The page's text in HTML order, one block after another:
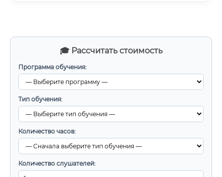
🎓 Рассчитать стоимость
Программа обучения:
Тип обучения:
Количество часов:
Количество слушателей: